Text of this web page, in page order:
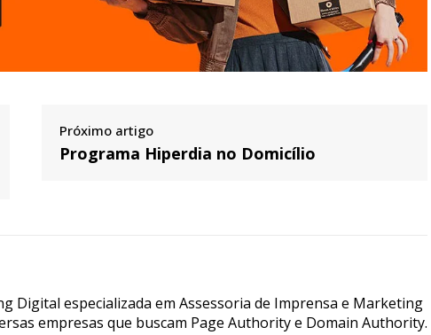
Próximo artigo
Programa Hiperdia no Domicílio
Digital especializada em Assessoria de Imprensa e Marketing
empresas que buscam Page Authority e Domain Authority.